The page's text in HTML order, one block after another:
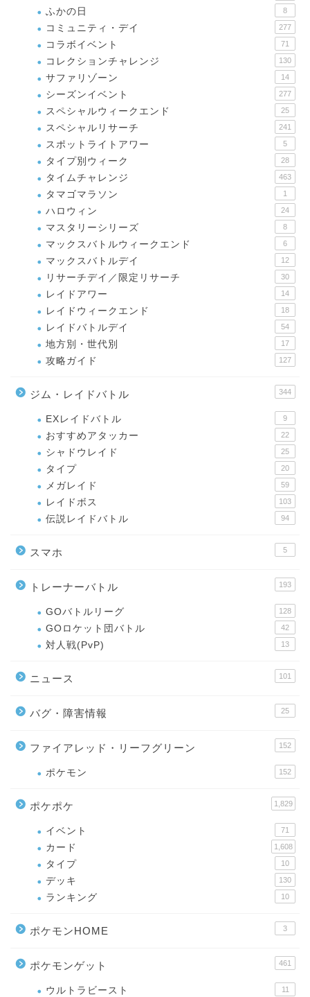
ふかの日
8
コミュニティ・デイ 277
コラボイベント 71
コレクションチャレンジ 130
サファリゾーン 14
シーズンイベント 277
スペシャルウィークエンド 25
スペシャルリサーチ 241
スポットライトアワー 5
タイプ別ウィーク 28
タイムチャレンジ 463
タマゴマラソン 1
ハロウィン 24
マスタリーシリーズ 8
マックスバトルウィークエンド 6
マックスバトルデイ 12
リサーチデイ／限定リサーチ 30
レイドアワー 14
レイドウィークエンド 18
レイドバトルデイ 54
地方別・世代別 17
攻略ガイド 127
ジム・レイドバトル 344
EXレイドバトル 9
おすすめアタッカー 22
シャドウレイド 25
タイプ 20
メガレイド 59
レイドボス 103
伝説レイドバトル 94
スマホ 5
トレーナーバトル 193
GOバトルリーグ 128
GOロケット団バトル 42
対人戦(PvP) 13
ニュース 101
バグ・障害情報 25
ファイアレッド・リーフグリーン 152
ポケモン 152
ポケポケ 1,829
イベント 71
カード 1,608
タイプ 10
デッキ 130
ランキング 10
ポケモンHOME 3
ポケモンゲット 461
ウルトラビースト 11